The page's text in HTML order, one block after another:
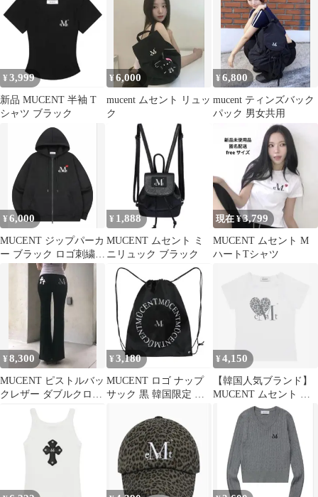
¥ 3,999
新品 MUCENT 半袖 T
シャツ ブラック
¥6,000
mucent ムセント リュッ
ク
¥6,800
mucent ティンズバック
パック 男女共用
¥6,000
MUCENT ジップパーカ
ー ブラック ロゴ刺繍
ジップアップ
¥ 1,888
MUCENT ムセント ミ
ニリュック ブラック
現在 ¥3,799
MUCENT ムセント M
ハートTシャツ
¥8,300
MUCENT ピストルバッ
クレザー ダブルクロス
ブーツカットコットン
¥ 3,180
MUCENT ロゴ ナップ
サック 黒 韓国限定 ブ
¥4,150
【韓国人気ブランド】
MUCENT ムセント 半
袖Tシャツ レオパード
柄 XS